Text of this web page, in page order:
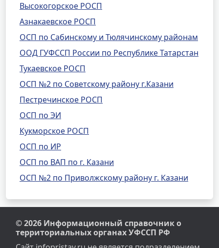
Высокогорское РОСП
Азнакаевское РОСП
ОСП по Сабинскому и Тюлячинскому районам
ООД ГУФССП России по Республике Татарстан
Тукаевское РОСП
ОСП №2 по Советскому району г.Казани
Пестречинское РОСП
ОСП по ЭИ
Кукморское РОСП
ОСП по ИР
ОСП по ВАП по г. Казани
ОСП №2 по Приволжскому району г. Казани
© 2026 Информационный справочник о
территориальных органах УФССП РФ